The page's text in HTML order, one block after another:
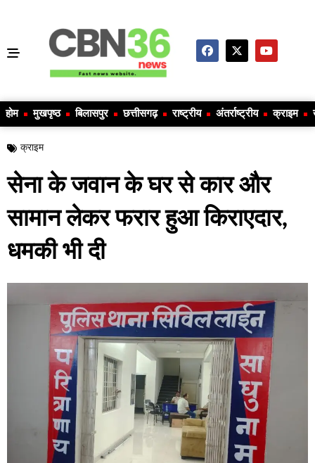
होम मुखपृष्ठ बिलासपुर छत्तीसगढ़ राष्ट्रीय अंतर्राष्ट्रीय क्राइम
क्राइम
सेना के जवान के घर से कार और
सामान लेकर फरार हुआ किराएदार,
धमकी भी दी